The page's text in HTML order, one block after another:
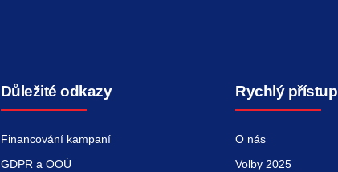
Důležité odkazy
Financování kampaní
GDPR a OOÚ
Rychlý přístup
O nás
Volby 2025